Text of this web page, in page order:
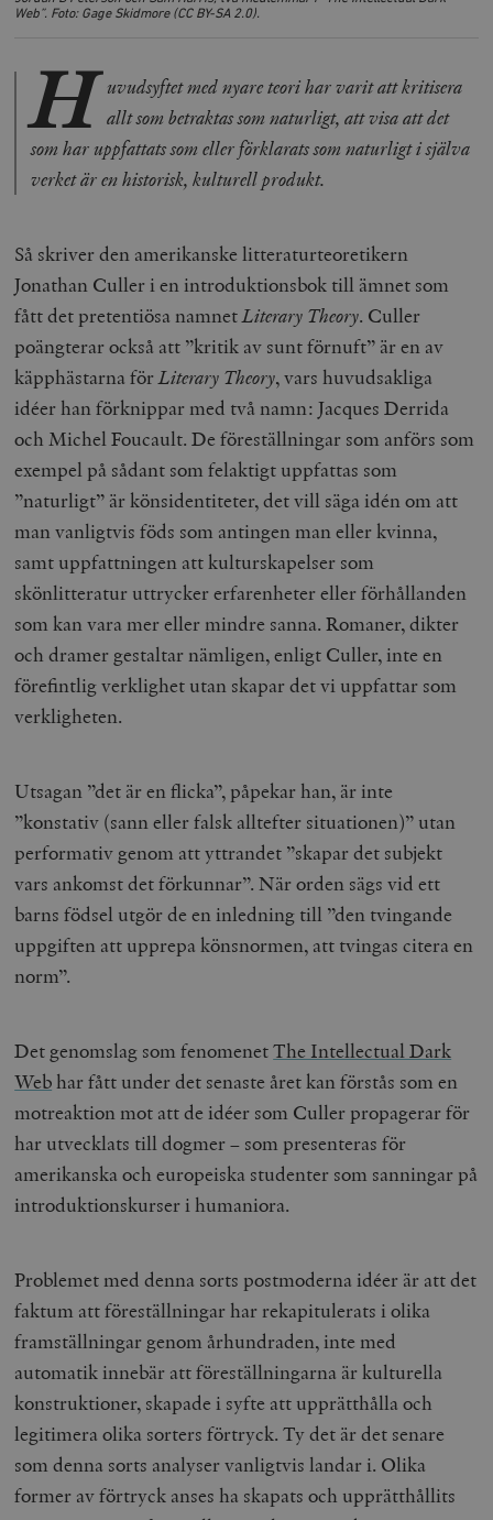
Web”. Foto: Gage Skidmore (CC BY-SA 2.0).
H uvudsyftet med nyare teori har varit att kritisera
allt som betraktas som naturligt, att visa att det
som har uppfattats som eller förklarats som naturligt i själva
verket är en historisk, kulturell produkt.
Så skriver den amerikanske litteraturteoretikern
Jonathan Culler i en introduktionsbok till ämnet som
fått det pretentiösa namnetLiterary Theory. Culler
poängterar också att ”kritik av sunt förnuft” är en av
käpphästarna förLiterary Theory, vars huvudsakliga
idéer han förknippar med två namn: Jacques Derrida
och Michel Foucault. De föreställningar som anförs som
exempel på sådant som felaktigt uppfattas som
”naturligt” är könsidentiteter, det vill säga idén om att
man vanligtvis föds som antingenmanellerkvinna,
samt uppfattningen att kulturskapelser som
skönlitteratur uttrycker erfarenheter eller förhållanden
som kan vara mer eller mindre sanna. Romaner, dikter
och dramer gestaltar nämligen, enligt Culler, inte en
förefintlig verklighet utan skapardet vi uppfattar som
verkligheten.
Utsagan ”det är en flicka”, påpekar han, är inte
”konstativ (sann eller falsk alltefter situationen)” utan
performativ genom att yttrandet ”skapar det subjekt
vars ankomst det förkunnar”. När orden sägs vid ett
barns födsel utgör de en inledning till ”den tvingande
uppgiften att upprepa könsnormen, att tvingas citera en
norm”.
Det genomslag som fenomenetThe Intellectual Dark
Webhar fått under det senaste året kan förstås som en
motreaktion mot att de idéer som Culler propagerar för
har utvecklats till dogmer – som presenteras för
amerikanska och europeiska studenter som sanningar på
introduktionskurser i humaniora.
Problemet med denna sorts postmoderna idéer är att det
faktum att föreställningar har rekapitulerats i olika
framställningar genom århundraden, inte med
automatik innebär att föreställningarna är kulturella
konstruktioner, skapade i syfte att upprätthålla och
legitimera olika sorters förtryck. Ty det är det senare
som denna sorts analyser vanligtvis landar i. Olika
former av förtryck anses ha skapats och upprätthållits